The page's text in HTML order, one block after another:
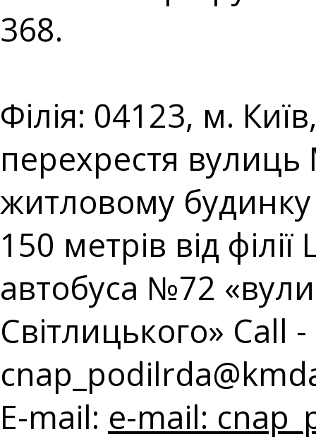
Філія: 04123, м.
перехрестя
житловому будинку
150 метрів від
автобуса №72
Світлицького» Call
E-mail: e-mail: